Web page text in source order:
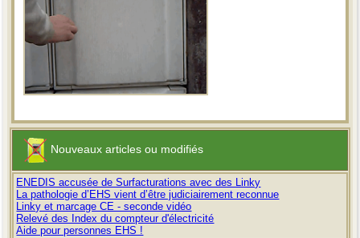
Nouveaux articles ou modifiés
ENEDIS accusée de Surfacturations avec des Linky
La pathologie d’EHS vient d’être judiciairement reconnue
Linky et marcage CE - seconde vidéo
Relevé des Index du compteur d'électricité
Aide pour personnes EHS !